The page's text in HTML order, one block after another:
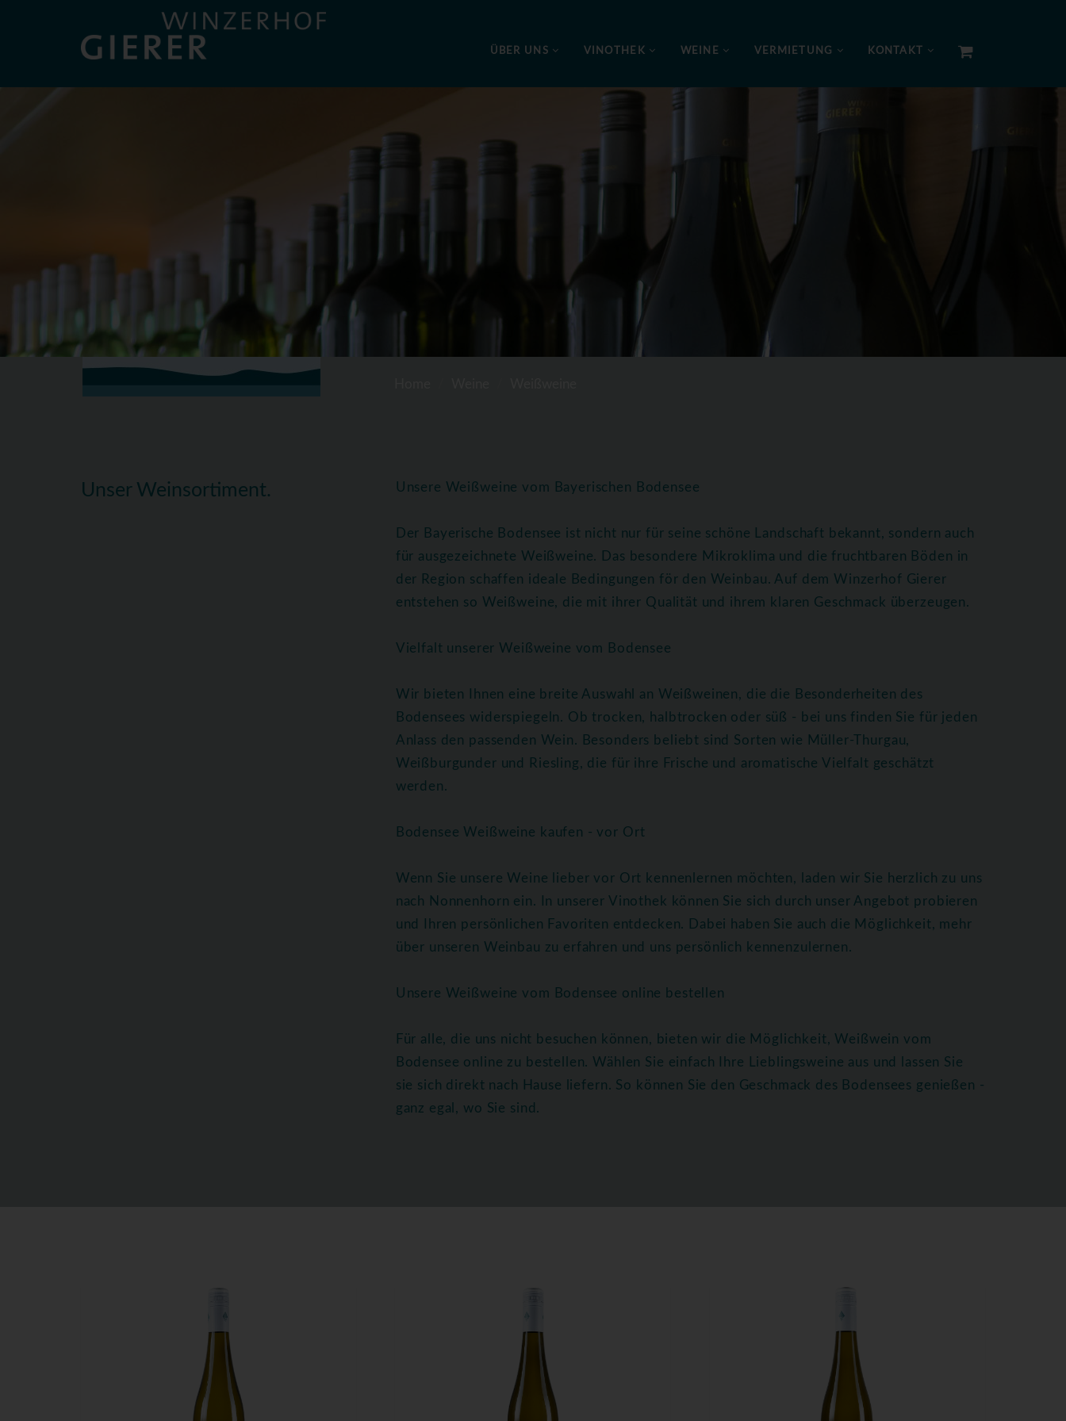
ÜBER UNS VINOTHEK WEINE VERMIETUNG KONTAKT
Unser Weinsortiment. Unsere Weißweine vom Bayerischen Bodensee
Der Bayerische Bodensee ist nicht nur für seine schöne Landschaft bekannt, sondern auch
für ausgezeichnete Weißweine. Das besondere Mikroklima und die fruchtbaren Böden in
der Region schaffen ideale Bedingungen för den Weinbau. Auf dem Winzerhof Gierer
entstehen so Weißweine, die mit ihrer Qualität und ihrem klaren Geschmack überzeugen.
Vielfalt unserer Weißweine vom Bodensee
Wir bieten Ihnen eine breite Auswahl an Weißweinen, die die Besonderheiten des
Bodensees widerspiegeln. Ob trocken, halbtrocken oder süß - bei uns finden Sie für jeden
Anlass den passenden Wein. Besonders beliebt sind Sorten wie Müller-Thurgau,
Weißburgunder und Riesling, die für ihre Frische und aromatische Vielfalt geschätzt
werden.
Bodensee Weißweine kaufen - vor Ort
Wenn Sie unsere Weine lieber vor Ort kennenlernen möchten, laden wir Sie herzlich zu uns
nach Nonnenhorn ein. In unserer Vinothek können Sie sich durch unser Angebot probieren
und Ihren persönlichen Favoriten entdecken. Dabei haben Sie auch die Möglichkeit, mehr
über unseren Weinbau zu erfahren und uns persönlich kennenzulernen.
Unsere Weißweine vom Bodensee online bestellen
Für alle, die uns nicht besuchen können, bieten wir die Möglichkeit, Weißwein vom
Bodensee online zu bestellen. Wählen Sie einfach Ihre Lieblingsweine aus und lassen Sie
sie sich direkt nach Hause liefern. So können Sie den Geschmack des Bodensees genießen -
ganz egal, wo Sie sind.